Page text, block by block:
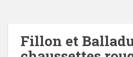
Fillon et